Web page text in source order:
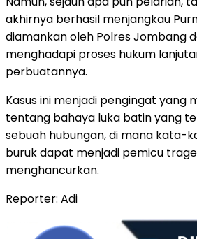
akhirnya berhasil menjangkau
diamankan oleh Polres Jombang
menghadapi proses hukum
perbuatannya.
​Kasus ini menjadi pengingat yang
tentang bahaya luka batin yang
sebuah hubungan, di mana kata-
buruk dapat menjadi pemicu
menghancurkan.
Reporter: Adi